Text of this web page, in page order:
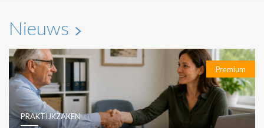
Nieuws
Premium
PRAKTIJKZAKEN